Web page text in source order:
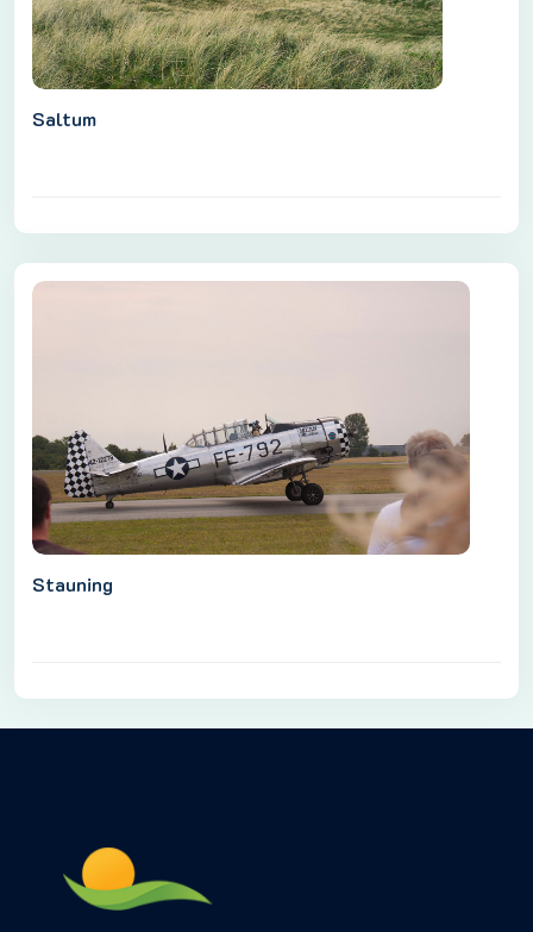
Saltum
Stauning